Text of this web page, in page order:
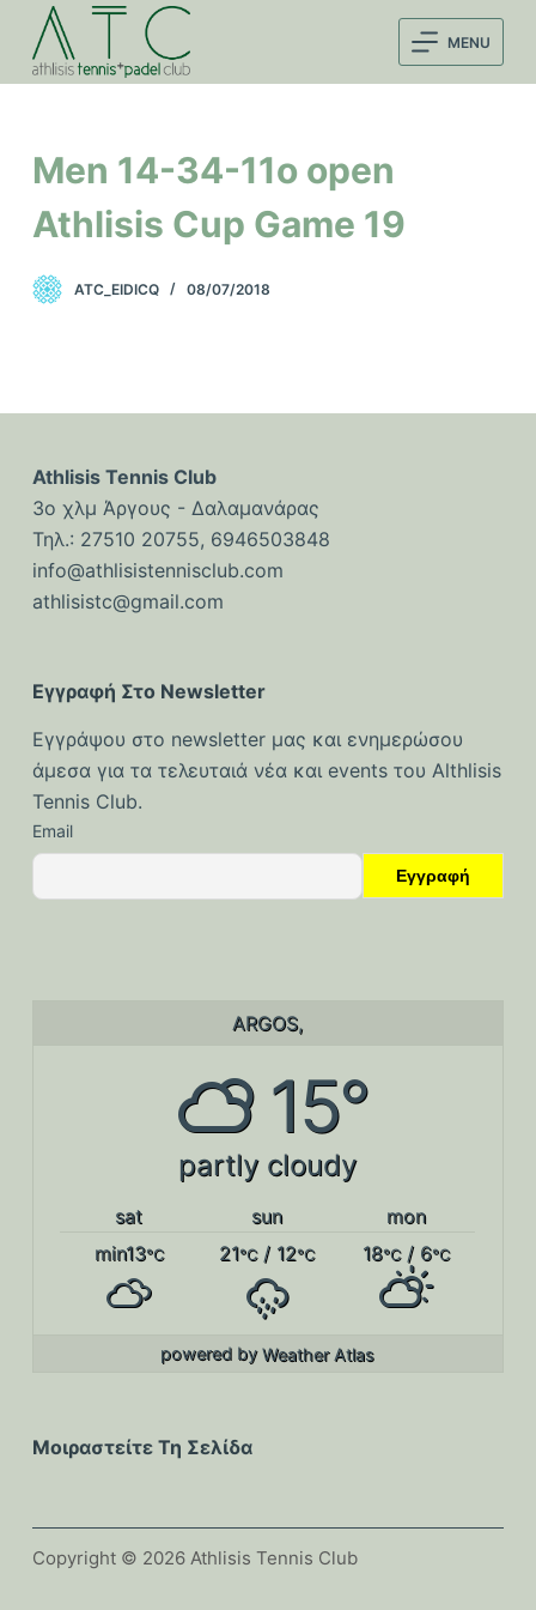
ε
τ
α
σ
χ
ό
ο
MENU
Men 14-34-11o open
Athlisis Cup Game 19
ATC_EIDICQ 08/07/2018
Athlisis Tennis Club
3ο χλμ Άργους - Δαλαμανάρας
Τηλ.: 27510 20755, 6946503848
info@athlisistennisclub.com
athlisistc@gmail.com
Εγγραφή Στο Newsletter
Εγγράψου στο newsletter μας και ενημερώσου
άμεσα για τα τελευταιά νέα και events του Althlisis
Tennis Club.
Email
ARGOS,
15°
partly cloudy
sat sun
mon
min13°C 21°C/ 12°C 18°C/ 6°C
powered byWeather Atlas
Μοιραστείτε Τη Σελίδα
Copyright © 2026 Athlisis Tennis Club